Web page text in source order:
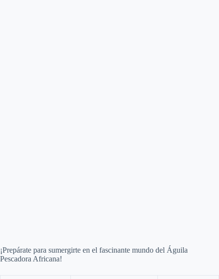
¡Prepárate para sumergirte en el fascinante mundo del Águila
Pescadora Africana!